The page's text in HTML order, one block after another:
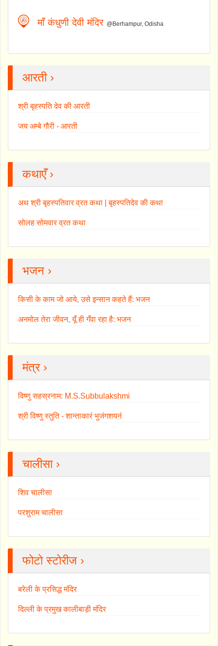
माँ कंधुणी देवी मंदिर @Berhampur, Odisha
आरती ›
श्री बृहस्पति देव की आरती
जय अम्बे गौरी - आरती
कथाएँ ›
अथ श्री बृहस्पतिवार व्रत कथा | बृहस्पतिदेव की कथा
सोलह सोमवार व्रत कथा
भजन ›
किसी के काम जो आये, उसे इन्सान कहते हैं: भजन
अनमोल तेरा जीवन, यूँ ही गँवा रहा है: भजन
मंत्र ›
विष्णु सहस्रनाम: M.S.Subbulakshmi
श्री विष्णु स्तुति - शान्ताकारं भुजंगशयनं
चालीसा ›
शिव चालीसा
परशुराम चालीसा
फोटो स्टोरीज ›
बरेली के प्रसिद्ध मंदिर
दिल्ली के प्रमुख कालीबाड़ी मंदिर